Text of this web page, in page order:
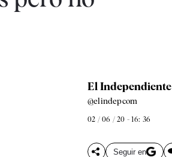
El Independiente
@elindepcom
02 / 06 / 20 - 16: 36
Seguir en